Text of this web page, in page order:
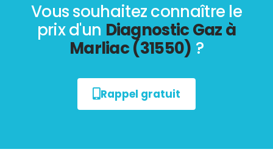
Vous souhaitez connaître le
prix d'un Diagnostic Gaz à
Marliac (31550) ?
Rappel gratuit